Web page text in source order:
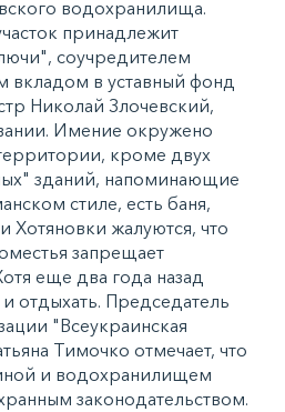
водохранилища.
принадлежит
соучредителем
вкладом в уставный фонд
Николай Злочевский,
Имение окружено
кроме двух
зданий, напоминающие
стиле, есть баня,
Хотяновки жалуются, что
запрещает
еще два года назад
отдыхать. Председатель
"Всеукраинская
Тимочко отмечает, что
и водохранилищем
законодательством.